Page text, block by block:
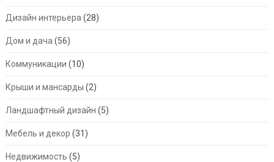
Дизайн интерьера (28)
Дом и дача (56)
Коммуникации (10)
Крыши и мансарды (2)
Ландшафтный дизайн (5)
Мебель и декор (31)
Недвижимость (5)